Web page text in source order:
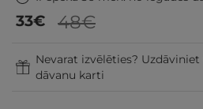
33€ 48€
Nevarat izvēlēties?
dāvanu karti